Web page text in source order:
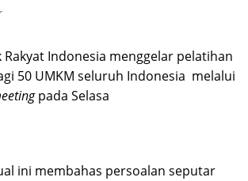
Indonesia menggelar pelatihan
50 UMKM seluruh Indonesia melalui
pada Selasa
20).
ini membahas persoalan seputar